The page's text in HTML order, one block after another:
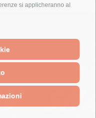
si applicheranno al